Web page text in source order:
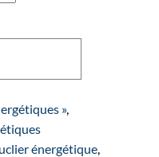
»,
énergétique